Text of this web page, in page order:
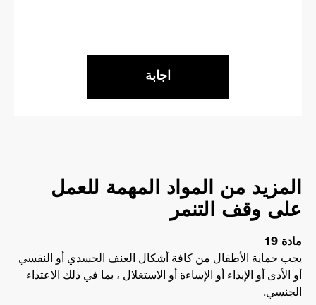
اجابة
المزيد من المواد المهمة للعمل
على وقف التنمر
مادة 19
يجب حماية الأطفال من كافة أشكال العنف الجسدي أو النفسي
أو الأذى أو الإيذاء أو الإساءة أو الاستغلال ، بما في ذلك الاعتداء
الجنسي.